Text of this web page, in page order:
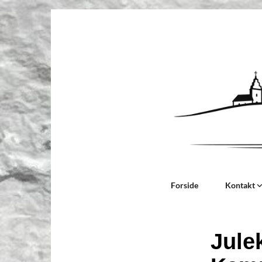
Forside Kontakt